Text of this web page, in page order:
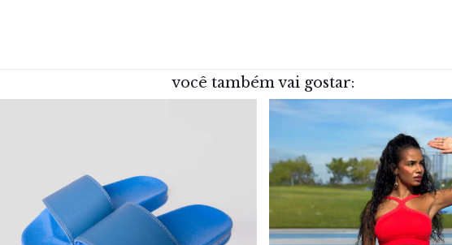
você também vai gostar: